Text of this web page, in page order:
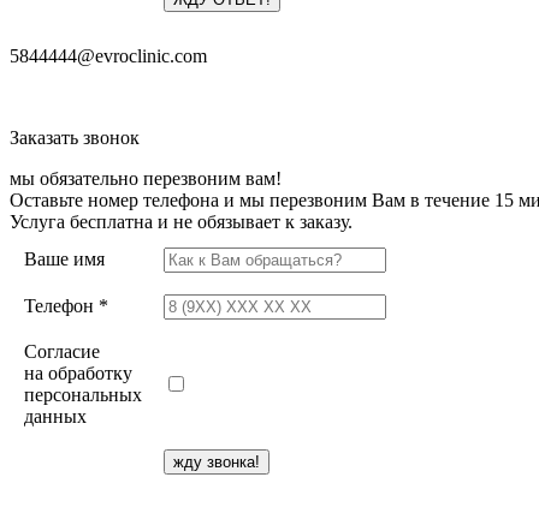
5844444@evroclinic.com
Заказать звонок
мы обязательно перезвоним вам!
Оставьте номер телефона и мы перезвоним Вам в течение 15
Услуга бесплатна и не обязывает к заказу.
Ваше имя
Телефон *
Согласие
на обработку
персональных
данных